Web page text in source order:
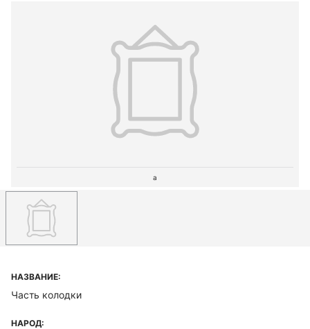
НАЗВАНИЕ:
Часть колодки
НАРОД:
a